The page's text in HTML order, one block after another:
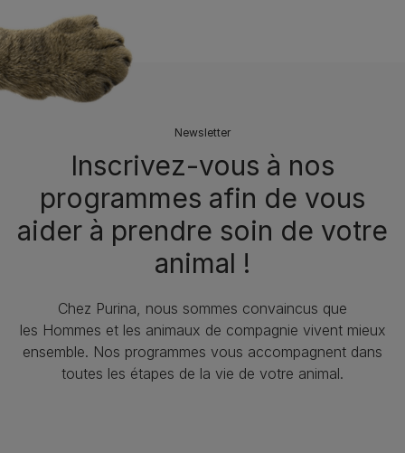
Newsletter
Inscrivez-vous à nos
programmes afin de vous
aider à prendre soin de votre
animal !​
Chez Purina, nous sommes convaincus que
les Hommes et les animaux de compagnie vivent mieux
ensemble. Nos programmes vous accompagnent dans
toutes les étapes de la vie de votre animal.​